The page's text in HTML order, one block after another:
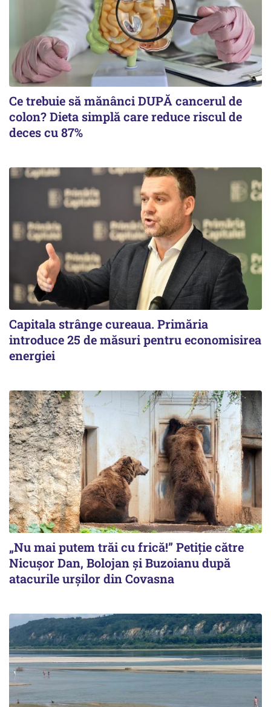
Ce trebuie să mănânci DUPĂ cancerul de
colon? Dieta simplă care reduce riscul de
deces cu 87%
Capitala strânge cureaua. Primăria
introduce 25 de măsuri pentru economisirea
energiei
„Nu mai putem trăi cu frică!” Petiție către
Nicușor Dan, Bolojan și Buzoianu după
atacurile urșilor din Covasna